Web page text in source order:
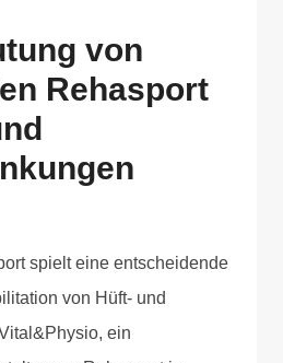
von
Rehasport
spielt eine entscheidende
von Hüft- und
ein